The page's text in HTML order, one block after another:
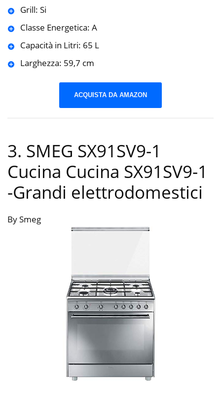
Grill: Si
Classe Energetica: A
Capacità in Litri: 65 L
Larghezza: 59,7 cm
ACQUISTA DA AMAZON
3. SMEG SX91SV9-1
Cucina Cucina SX91SV9-1
-Grandi elettrodomestici
By Smeg